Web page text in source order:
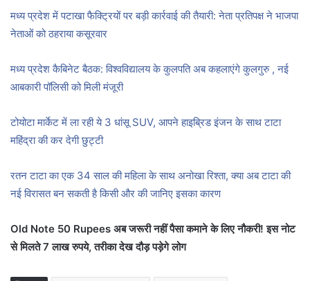
मध्य प्रदेश में पटाखा फैक्ट्रियों पर बड़ी कार्रवाई की तैयारी: नेता प्रतिपक्ष ने भाजपा
नेताओं को ठहराया कसूरवार
मध्य प्रदेश कैबिनेट बैठक: विश्वविद्यालय के कुलपति अब कहलाएंगे कुलगुरु , नई
आबकारी पॉलिसी को मिली मंजूरी
टोयोटा मार्केट में ला रही ये 3 धांसू SUV, आपने हाइब्रिड इंजन के साथ टाटा
महिंद्रा की कर देगी छुट्टी
रतन टाटा का एक 34 साल की महिला के साथ अनोखा रिश्ता, क्या अब टाटा की
नई विरासत बन सकती है किसी और की जानिए इसका कारण
Old Note 50 Rupees अब जरूरी नहीं पैसा कमाने के लिए नौकरी! इस नोट
से मिलते 7 लाख रुपये, तरीका देख दौड़ पड़ेगे लोग